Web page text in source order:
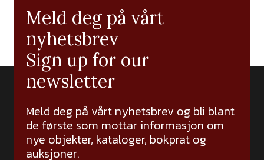
Meld deg på vårt
nyhetsbrev
Sign up for our
newsletter
Meld deg på vårt nyhetsbrev og bli blant
de første som mottar informasjon om
nye objekter, kataloger, bokprat og
auksjoner.